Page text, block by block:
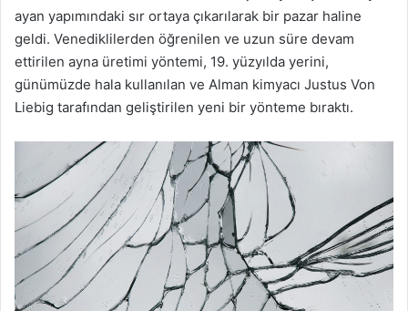
ayan yapımındaki sır ortaya çıkarılarak bir pazar haline
geldi. Venediklilerden öğrenilen ve uzun süre devam
ettirilen ayna üretimi yöntemi, 19. yüzyılda yerini,
günümüzde hala kullanılan ve Alman kimyacı Justus Von
Liebig tarafından geliştirilen yeni bir yönteme bıraktı.